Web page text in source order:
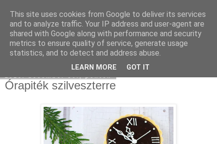
Moha Konyha
Órapiték szilveszterre
This site uses cookies from Google to deliver its services
and to analyze traffic. Your IP address and user-agent are
shared with Google along with performance and security
metrics to ensure quality of service, generate usage
statistics, and to detect and address abuse.
LEARN MORE GOT IT